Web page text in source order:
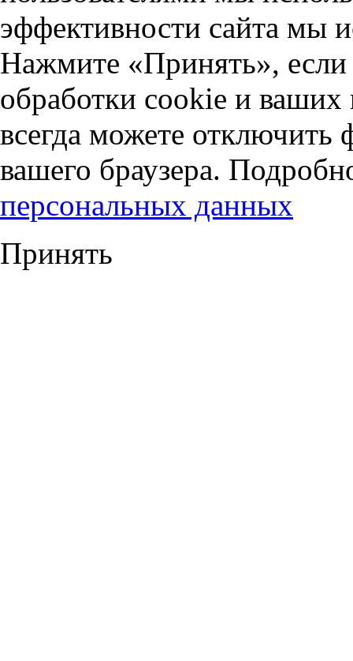
эффективности сайта мы
Нажмите «Принять», если
обработки cookie и
всегда можете отключить
вашего браузера.
персональных данных
Принять